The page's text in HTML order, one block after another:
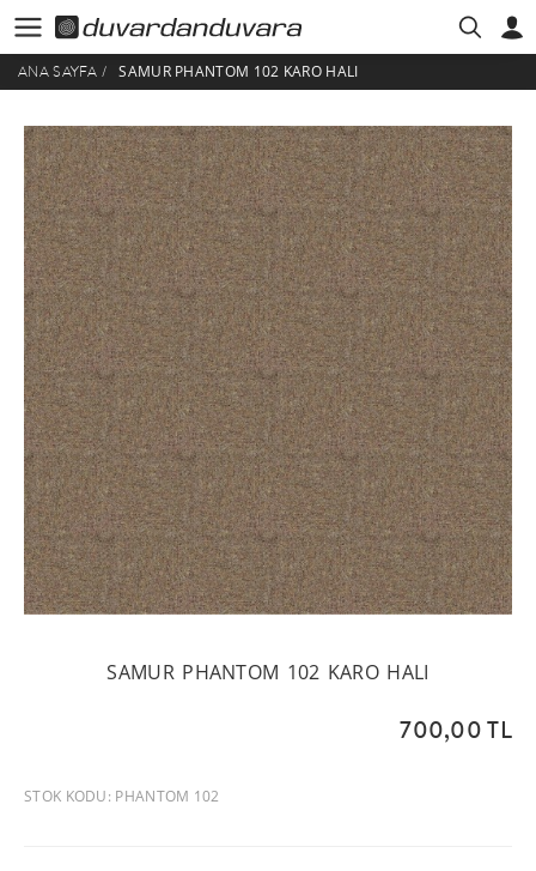
HESABIM ÜYE GIRIŞI
ANA SAYFA / SAMUR PHANTOM 102 KARO HALI
SAMUR PHANTOM 102 KARO HALI
700,00 TL
STOK KODU: PHANTOM 102